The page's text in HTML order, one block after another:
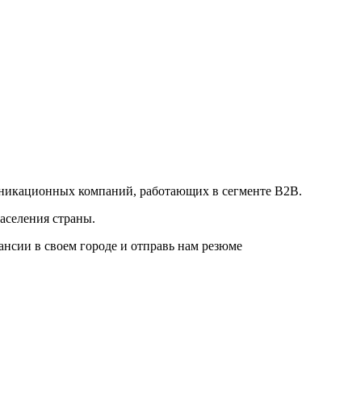
компаний, работающих в сегменте В2В.
страны.
в своем городе и отправь нам резюме